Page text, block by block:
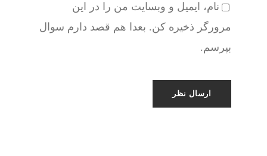
نام، ایمیل و وبسایت من را در این
مرورگر ذخیره کن. بعدا هم قصد دارم سوال
بپرسم.